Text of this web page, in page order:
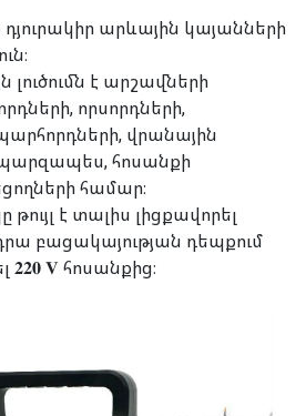
արևային կայանների
լուծումն է արշավների
որսորդների,
վրանային
պարզապես, հոսանքի
համար։
է տալիս լիցքավորել
բացակայության դեպքում
𝟐𝟐𝟎 𝐕 հոսանքից։